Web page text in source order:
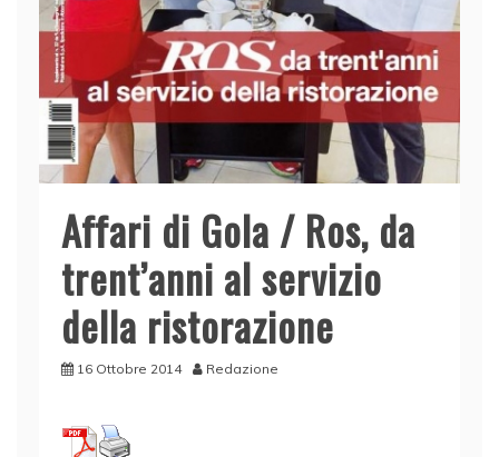
Affari di Gola / Ros, da
trent’anni al servizio
della ristorazione
16 Ottobre 2014 Redazione